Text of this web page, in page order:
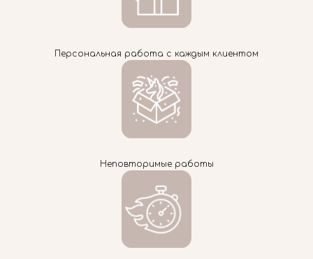
Персональная работа с каждым клиентом
Неповторимые работы